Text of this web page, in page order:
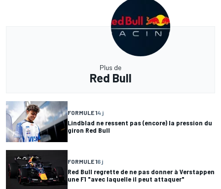
Plus de
Red Bull
FORMULE 14 j
Lindblad ne ressent pas (encore) la pression du
giron Red Bull
FORMULE 16 j
Red Bull regrette de ne pas donner à Verstappen
une F1 "avec laquelle il peut attaquer"